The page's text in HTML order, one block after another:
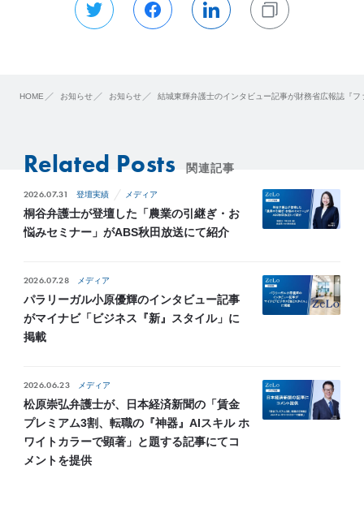
HOME お知らせ お知らせ 結城東輝弁護士のインタビュー記事が財務省広報誌『
Related Posts 関連記事
2026.07.31 登壇実績 メディア
桐谷弁護士が登壇した「農業の引継ぎ・お
悩みセミナー」がABS秋田放送にて紹介
2026.07.28 メディア
パラリーガル小原優輝のインタビュー記事
がマイナビ「ビジネス『新』スタイル」に
掲載
2026.06.23 メディア
松原崇弘弁護士が、日本経済新聞の「賃金
プレミアム3割、転職の『神器』AIスキル ホ
ワイトカラーで顕著」と題する記事にてコ
メントを提供